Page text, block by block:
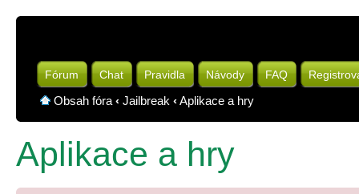
Fórum Chat Pravidla Návody FAQ
Obsah fóra ‹ Jailbreak ‹Aplikace a hry
Aplikace a hry